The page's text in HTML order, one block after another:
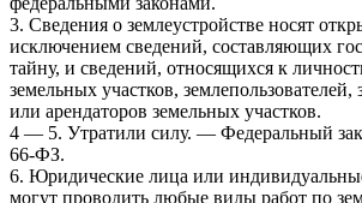
3. Сведения о землеустройстве носят
исключением сведений, составляющих
тайну, и сведений, относящихся к
земельных участков, землепользователей,
или арендаторов земельных участков.
4 — 5. Утратили силу. — Федеральный
66-ФЗ.
6. Юридические лица или
могут проводить любые виды работ по